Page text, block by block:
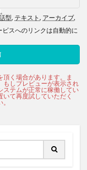
型, テキスト, アーカイブ,
スへのリンクは自動的に